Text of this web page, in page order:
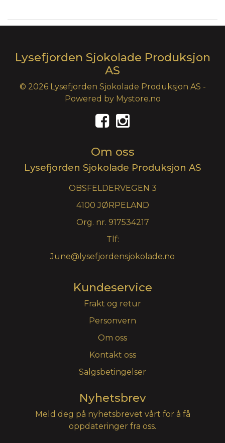
Lysefjorden Sjokolade Produksjon
AS
© 2026 Lysefjorden Sjokolade Produksjon AS -
Powered by Mystore.no
Om oss
Lysefjorden Sjokolade Produksjon AS
OBSFELDERVEGEN 3
4100 JØRPELAND
Org. nr. 917534217
Tlf:
June@lysefjordensjokolade.no
Kundeservice
Frakt og retur
Personvern
Om oss
Kontakt oss
Salgsbetingelser
Nyhetsbrev
Meld deg på nyhetsbrevet vårt for å få
oppdateringer fra oss.